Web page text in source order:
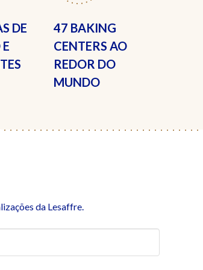
DE
47 BAKING
CENTERS AO
REDOR DO
MUNDO
da Lesaffre.